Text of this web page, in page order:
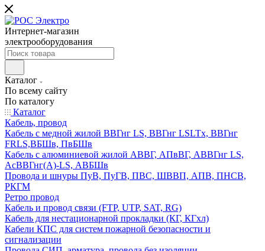
Интернет-магазин
электрооборудования
Каталог
По всему сайту
По каталогу
Каталог
Кабель, провод
Кабель с медной жилой ВВГнг LS, ВВГнг LSLTx, ВВГнг
FRLS,ВБШв, ПвБШв
Кабель с алюминиевой жилой АВВГ, АПвВГ, АВВГнг LS,
АсВВГнг(А)-LS, АВБШв
Провода и шнуры ПуВ, ПуГВ, ПВС, ШВВП, АПВ, ПНСВ,
РКГМ
Ретро провод
Кабель и провод связи (FTP, UTP, SAT, RG)
Кабель для нестационарной прокладки (КГ, КГхл)
Кабели КПС для систем пожарной безопасности и
сигнализации